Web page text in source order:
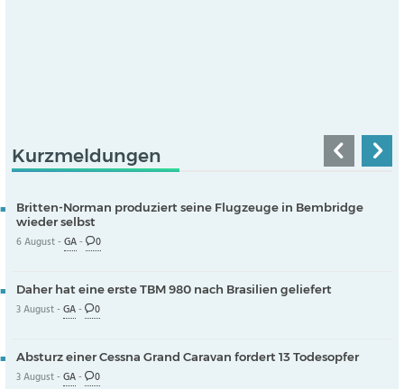
Kurzmeldungen
Britten-Norman produziert seine Flugzeuge in Bembridge
wieder selbst
6 August -GA- 0
Daher hat eine erste TBM 980 nach Brasilien geliefert
3 August -GA- 0
Absturz einer Cessna Grand Caravan fordert 13 Todesopfer
3 August -GA- 0